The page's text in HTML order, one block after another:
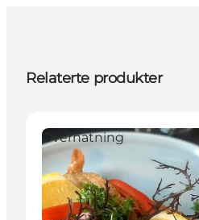
Relaterte produkter
Overnatning